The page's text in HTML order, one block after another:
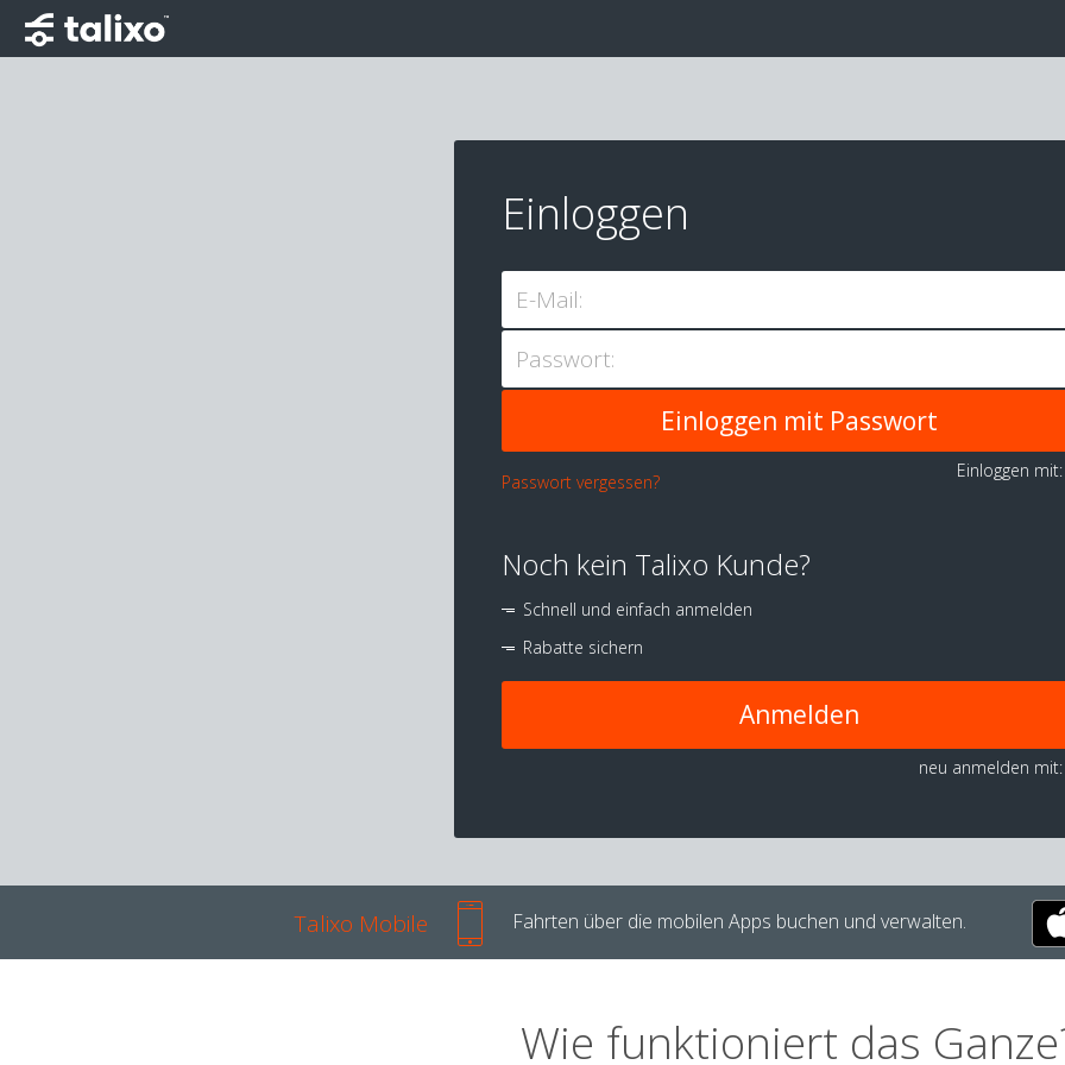
Einloggen
E-Mail:
Passwort:
Passwort vergessen?
Einloggen
Noch kein Talixo Kunde?
Schnell und einfach anmelden
Rabatte sichern
Anmelden
neu anmelden mit:
Talixo Mobile Fahrten über die mobilen Apps buchen und verwalten.
Wie funktioniert das